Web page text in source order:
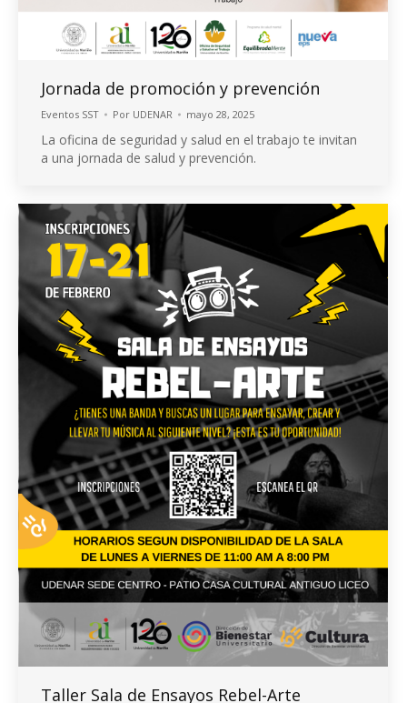
Jornada de promoción y prevención
Eventos SST Por UDENAR mayo 28, 2025
La oficina de seguridad y salud en el trabajo te invitan
a una jornada de salud y prevención.
Taller Sala de Ensayos Rebel-Arte